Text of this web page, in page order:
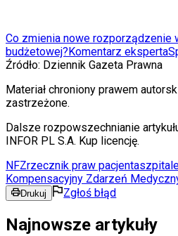
Co zmienia nowe rozporządzenie
budżetowej?Komentarz eksperta
Źródło: Dziennik Gazeta Prawna
Materiał chroniony prawem
zastrzeżone.
Dalsze rozpowszechnianie
INFOR PL S.A. Kup licencję.
NFZrzecznik praw pacjenta
Kompensacyjny Zdarzeń
Drukuj Zgłoś błąd
Najnowsze artykuły